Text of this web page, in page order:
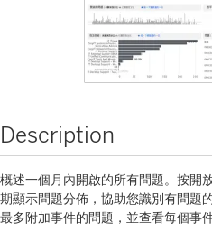
Description
概述一個月內開啟的所有問題。按開
期顯示問題分佈，協助您識別有問題
最多附加事件的問題，並查看每個事